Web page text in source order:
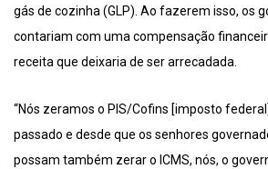
gás de cozinha (GLP). Ao fazerem isso, os
contariam com uma compensação
receita que deixaria de ser arrecadada.
“Nós zeramos o PIS/Cofins [imposto
passado e desde que os senhores
possam também zerar o ICMS, nós, o